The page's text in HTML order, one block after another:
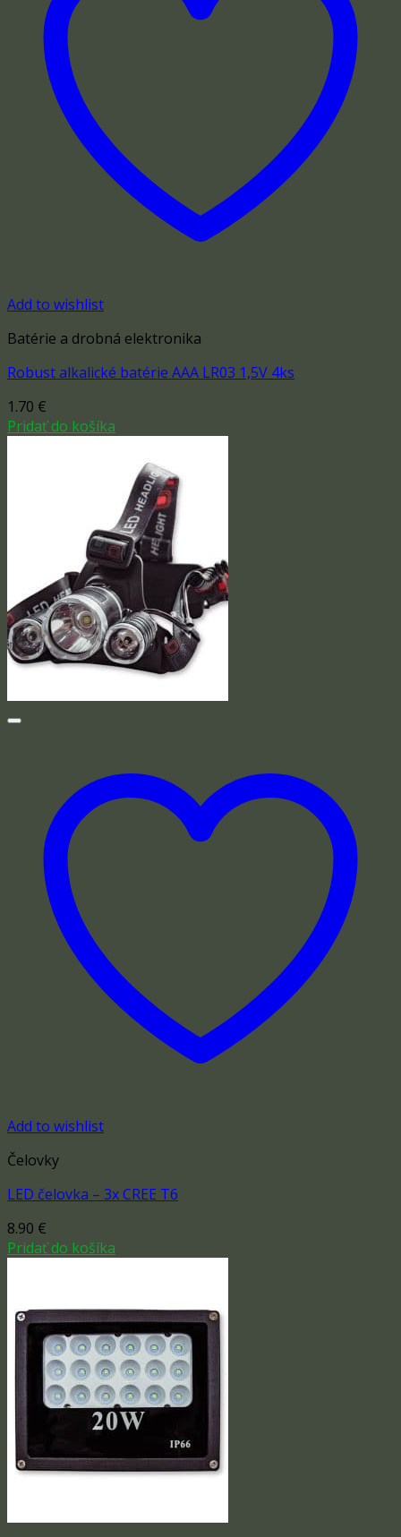
Add to wishlist
Batérie a drobná elektronika
Robust alkalické batérie AAA LR03 1,5V 4ks
1.70 €
Pridať do košíka
Add to wishlist
Čelovky
LED čelovka – 3x CREE T6
8.90 €
Pridať do košíka